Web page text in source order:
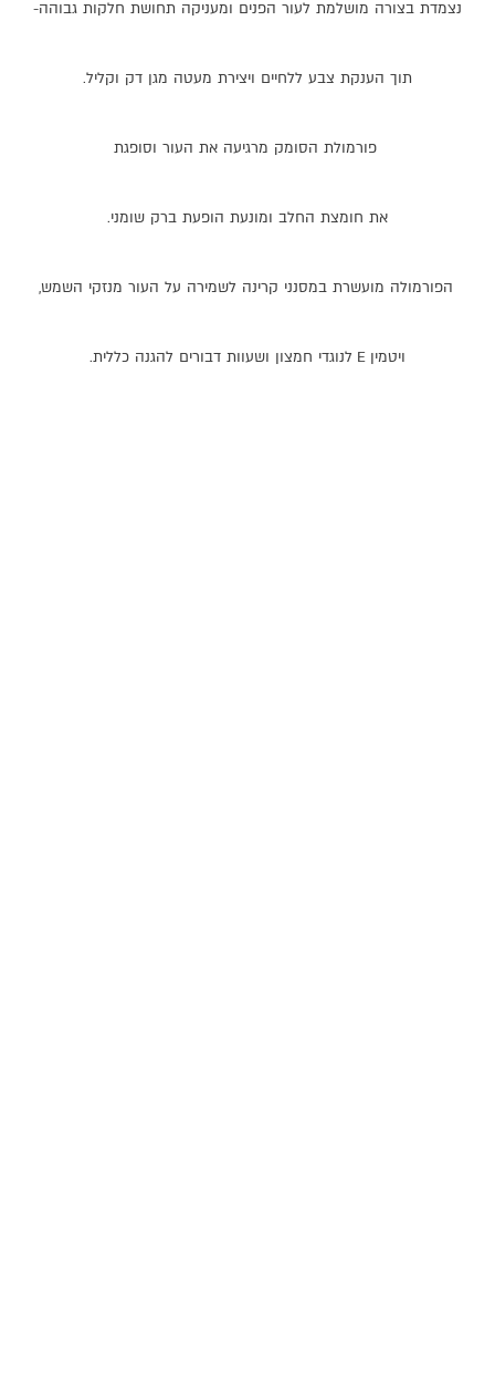
נצמדת בצורה מושלמת לעור הפנים ומעניקה תחושת חלקות גבוהה-
תוך הענקת צבע ללחיים ויצירת מעטה מגן דק וקליל.
פורמולת הסומק מרגיעה את העור וסופגת
את חומצת החלב ומונעת הופעת ברק שומני.
הפורמולה מועשרת במסנני קרינה לשמירה על העור מנזקי השמש,
ויטמין לנוגדי חמצון ושעוות דבורים להגנה כללית.